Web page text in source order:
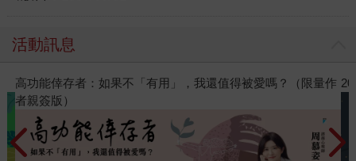
活動訊息
量作 2026年8月金石堂強力推薦